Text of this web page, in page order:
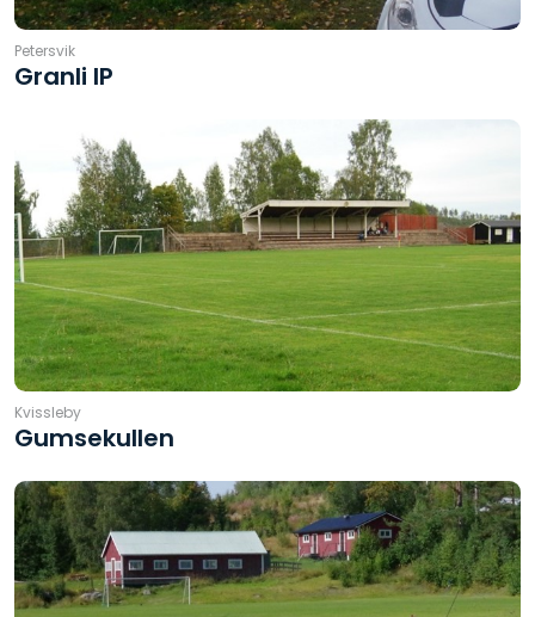
Petersvik
Granli IP
Kvissleby
Gumsekullen